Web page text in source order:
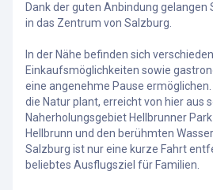
Dank der guten Anbindung gelangen
in das Zentrum von Salzburg.
In der Nähe befinden sich
Einkaufsmöglichkeiten sowie
eine angenehme Pause
die Natur plant, erreicht von hier aus
Naherholungsgebiet Hellbrunner
Hellbrunn und den berühmten
Salzburg ist nur eine kurze Fahrt
beliebtes Ausflugsziel für Familien.